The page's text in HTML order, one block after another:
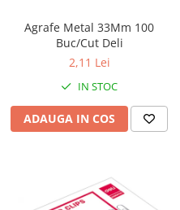
Agrafe Metal 33Mm 100
Buc/Cut Deli
2,11 Lei
IN STOC
ADAUGA IN COS